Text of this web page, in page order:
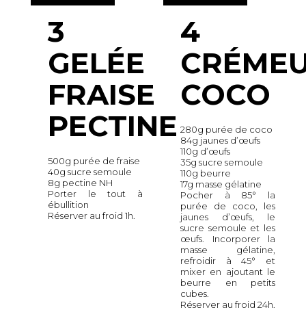
3
GELÉE
FRAISE
PECTINE
500g purée de fraise
40g sucre semoule
8g pectine NH
Porter le tout à
ébullition
Réserver au froid 1h.
4
COCO
280g purée de coco
84g jaunes d’œufs
110g d’œufs
35g sucre semoule
110g beurre
17g masse gélatine
Pocher à 85° la
purée de coco, les
jaunes d’œufs, le
sucre semoule et les
œufs. Incorporer la
masse gélatine,
refroidir à 45° et
mixer en ajoutant le
beurre en petits
cubes.
Réserver au froid 24h.